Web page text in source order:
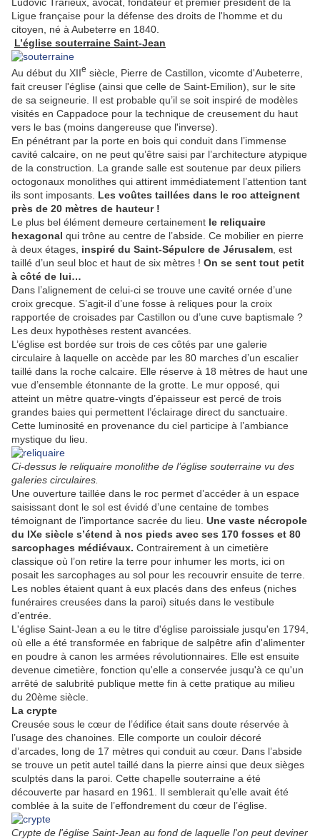
Ligue française pour la défense des droits de l'homme et du
citoyen, né à Aubeterre en 1840.
L’église souterraine Saint-Jean
Au début du XIIe siècle, Pierre de Castillon, vicomte d'Aubeterre,
fait creuser l'église (ainsi que celle de Saint-Emilion) , sur le site
de sa seigneurie. Il est probable qu’il se soit inspiré de modèles
visités en Cappadoce pour la technique de creusement du haut
vers le bas (moins dangereuse que l'inverse).
En pénétrant par la porte en bois qui conduit dans l’immense
cavité calcaire, on ne peut qu’être saisi par l’architecture atypique
de la construction. La grande salle est soutenue par deux piliers
octogonaux monolithes qui attirent immédiatement l’attention tant
ils sont imposants. Les voûtes taillées dans le roc atteignent
près de 20 mètres de hauteur !
Le plus bel élément demeure certainement le reliquaire
hexagonal qui trône au centre de l’abside. Ce mobilier en pierre
à deux étages, inspiré du Saint-Sépulcre de Jérusalem , est
taillé d’un seul bloc et haut de six mètres ! On se sent tout petit
à côté de lui…
Dans l’alignement de celui-ci se trouve une cavité ornée d’une
croix grecque. S’agit-il d’une fosse à reliques pour la croix
rapportée de croisades par Castillon ou d’une cuve baptismale ?
Les deux hypothèses restent avancées.
L’église est bordée sur trois de ces côtés par une galerie
circulaire à laquelle on accède par les 80 marches d’un escalier
taillé dans la roche calcaire. Elle réserve à 18 mètres de haut une
vue d’ensemble étonnante de la grotte. Le mur opposé, qui
atteint un mètre quatre-vingts d’épaisseur est percé de trois
grandes baies qui permettent l’éclairage direct du sanctuaire.
Cette luminosité en provenance du ciel participe à l’ambiance
mystique du lieu.
Ci-dessus le reliquaire monolithe de l’église souterraine vu des
galeries circulaires.
Une ouverture taillée dans le roc permet d’accéder à un espace
saisissant dont le sol est évidé d’une centaine de tombes
témoignant de l’importance sacrée du lieu. Une vaste nécropole
du IXe siècle s’étend à nos pieds avec ses 170 fosses et 80
sarcophages médiévaux. Contrairement à un cimetière
classique où l’on retire la terre pour inhumer les morts, ici on
posait les sarcophages au sol pour les recouvrir ensuite de terre.
Les nobles étaient quant à eux placés dans des enfeus (niches
funéraires creusées dans la paroi) situés dans le vestibule
d’entrée.
L'église Saint-Jean a eu le titre d'église paroissiale jusqu'en 1794
où elle a été transformée en fabrique de salpêtre afin d'alimenter
en poudre à canon les armées révolutionnaires. Elle est ensuite
devenue cimetière, fonction qu'elle a conservée jusqu'à ce qu'un
arrêté de salubrité publique mette fin à cette pratique au milieu
du 20ème siècle.
La crypte
Creusée sous le cœur de l’édifice était sans doute réservée à
l’usage des chanoines. Elle comporte un couloir décoré
d’arcades, long de 17 mètres qui conduit au cœur. Dans l’abside
se trouve un petit autel taillé dans la pierre ainsi que deux sièges
sculptés dans la paroi. Cette chapelle souterraine a été
découverte par hasard en 1961. Il semblerait qu’elle avait été
comblée à la suite de l’effondrement du cœur de l’église.
Crypte de l'église Saint-Jean au fond de laquelle l'on peut deviner